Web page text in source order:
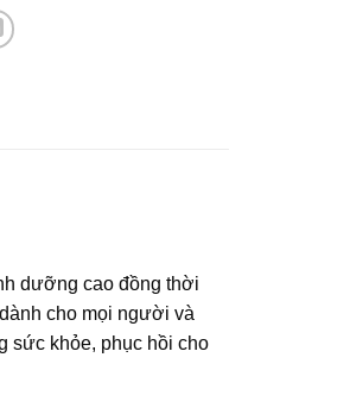
dưỡng cao đồng thời
cho mọi người và
sức khỏe, phục hồi cho